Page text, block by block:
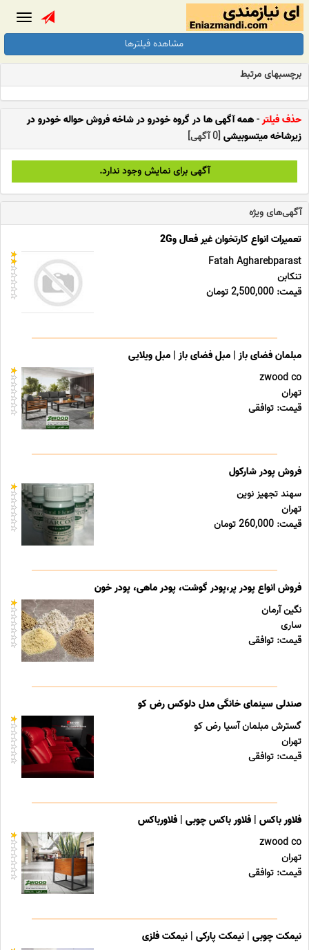
مشاهده فیلترها
برچسبهای مرتبط
حذف فیلتر-همه آگهی ها در گروه خودرو در شاخه فروش حواله خودرو در
زیرشاخه میتسوبیشی [0 آگهی]
آگهی برای نمایش وجود ندارد.
آگهی‌های ویژه
تعمیرات انواع کارتخوان غیر فعال و2G
Fatah Agharebparast
تنکابن
قیمت: 2,500,000 تومان
مبلمان فضای باز | مبل فضای باز | مبل ویلایی
zwood co
تهران
قیمت: توافقی
فروش پودر شارکول
سهند تجهیز نوین
تهران
قیمت: 260,000 تومان
فروش انواع پودر پر،پودر گوشت، پودر ماهی، پودر خون
نگین آرمان
ساری
قیمت: توافقی
صندلی سینمای خانگی مدل دلوکس رض کو
گسترش مبلمان آسیا رض کو
تهران
قیمت: توافقی
فلاور باکس | فلاور باکس چوبی | فلاورباکس
zwood co
تهران
قیمت: توافقی
نیمکت چوبی | نیمکت پارکی | نیمکت فلزی